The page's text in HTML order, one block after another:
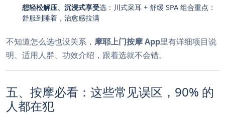
想轻松解压、沉浸式享受选：川式采耳 + 舒缓 SPA 组合重点：
舒服到睡着，治愈感拉满
不知道怎么选也没关系， 摩耶上门按摩 App里有详细项目说
明、适用人群、功效介绍，跟着选就不会错。
五、按摩必看：这些常见误区，90% 的
人都在犯